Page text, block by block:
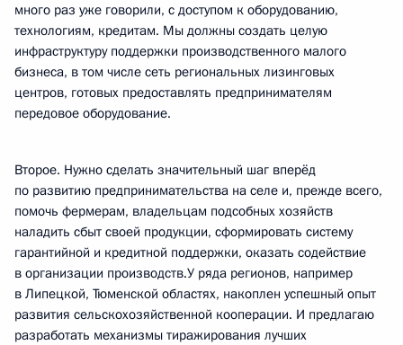
много раз уже говорили, с доступом к оборудованию,
технологиям, кредитам. Мы должны создать целую
инфраструктуру поддержки производственного малого
бизнеса, в том числе сеть региональных лизинговых
центров, готовых предоставлять предпринимателям
передовое оборудование.
Второе. Нужно сделать значительный шаг вперёд
по развитию предпринимательства на селе и, прежде всего,
помочь фермерам, владельцам подсобных хозяйств
наладить сбыт своей продукции, сформировать систему
гарантийной и кредитной поддержки, оказать содействие
в организации производств.У ряда регионов, например
в Липецкой, Тюменской областях, накоплен успешный опыт
развития сельскохозяйственной кооперации. И предлагаю
разработать механизмы тиражирования лучших